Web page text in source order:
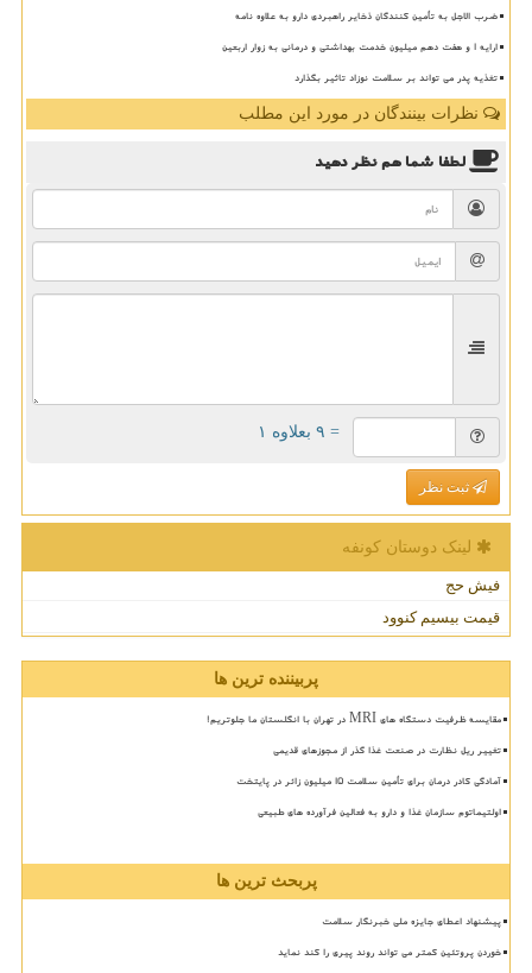
ضرب الاجل به تأمین کنندگان ذخایر راهبردی دارو به علاوه نامه
ارایه ۱ و هفت دهم میلیون خدمت بهداشتی و درمانی به زوار اربعین
تغذیه پدر می تواند بر سلامت نوزاد تاثیر بگذارد
نظرات بینندگان در مورد این مطلب
لطفا شما همنظر دهید
= ۹ بعلاوه ۱
ثبت نظر
لینک دوستان كونفه
فیش حج
قیمت بیسیم کنوود
پربیننده ترین ها
مقایسه ظرفیت دستگاه های MRI در تهران با انگلستان ما جلوتریم!
تغییر ریل نظارت در صنعت غذا گذر از مجوزهای قدیمی
آمادگی کادر درمان برای تأمین سلامت 15 میلیون زائر در پایتخت
اولتیماتوم سازمان غذا و دارو به فعالین فرآورده های طبیعی
پربحث ترین ها
پیشنهاد اعطای جایزه ملی خبرنگار سلامت
خوردن پروتئین کمتر می تواند روند پیری را کند نماید